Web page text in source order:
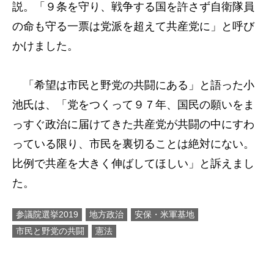
説。「９条を守り、戦争する国を許さず自衛隊員
の命も守る一票は党派を超えて共産党に」と呼び
かけました。
「希望は市民と野党の共闘にある」と語った小
池氏は、「党をつくって９７年、国民の願いをま
っすぐ政治に届けてきた共産党が共闘の中にすわ
っている限り、市民を裏切ることは絶対にない。
比例で共産を大きく伸ばしてほしい」と訴えまし
た。
参議院選挙2019 地方政治
安保・米軍基地
市民と野党の共闘
憲法